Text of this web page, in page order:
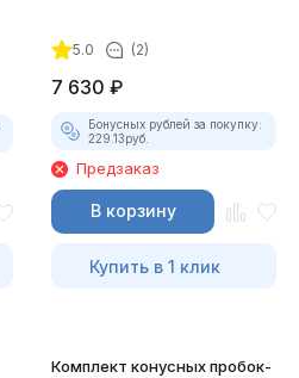
5.0 (2)
7 630 ₽
Бонусных рублей за покупку:
229.13руб.
Предзаказ
В корзину
Купить в 1 клик
Комплект конусных пробок-